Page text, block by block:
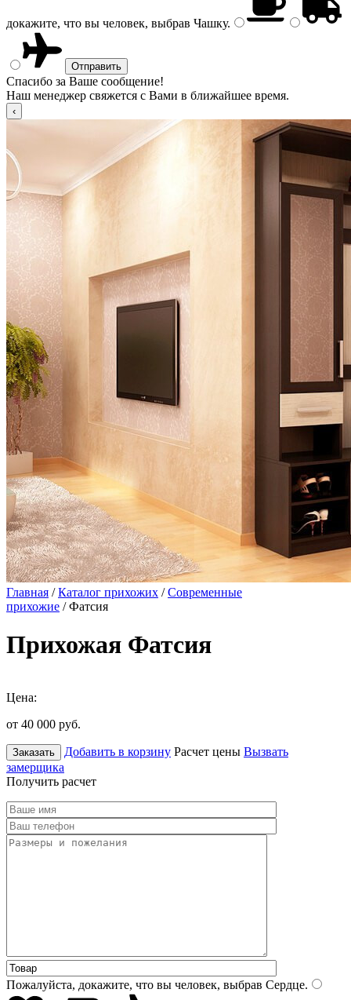
докажите, что вы человек, выбрав Чашку.
Спасибо за Ваше сообщение!
Наш менеджер свяжется с Вами в ближайшее время.
Главная /Каталог прихожих /Современные
прихожие / Фатсия
Прихожая Фатсия
Цена:
от 40 000 руб.
Заказать Добавить в корзину Расчет цены Вызвать
замерщика
Получить расчет
Пожалуйста, докажите, что вы человек, выбрав Сердце.